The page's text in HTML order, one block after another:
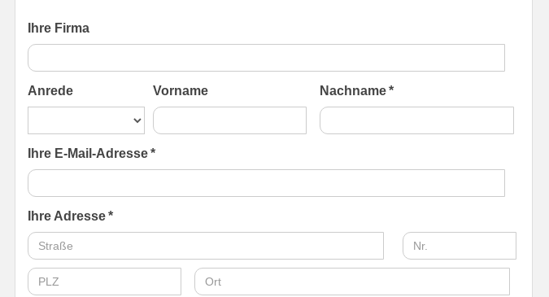
Ihre Firma
Anrede Vorname Nachname *
Ihre E-Mail-Adresse *
Ihre Adresse *